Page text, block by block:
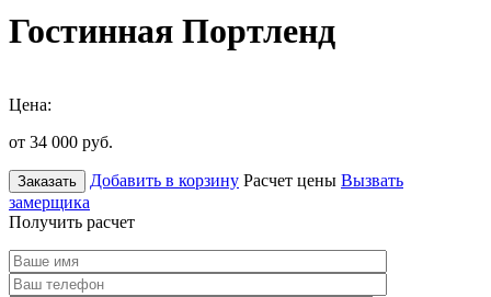
Гостинная Портленд
Цена:
от 34 000 руб.
Заказать Добавить в корзину Расчет цены Вызвать
замерщика
Получить расчет